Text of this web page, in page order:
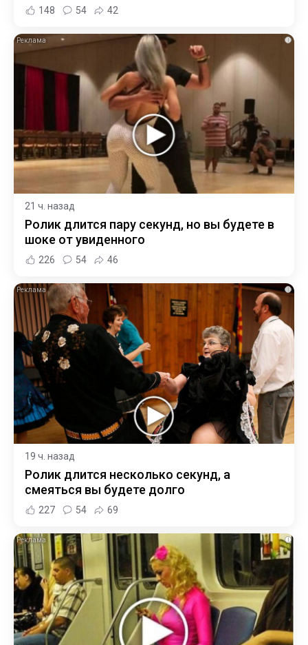
148 54 42
i
21 ч. назад
Ролик длится пару секунд, но вы будете в
шоке от увиденного
226 54 46
i
19 ч. назад
Ролик длится несколько секунд, а
смеяться вы будете долго
227 54 69
i